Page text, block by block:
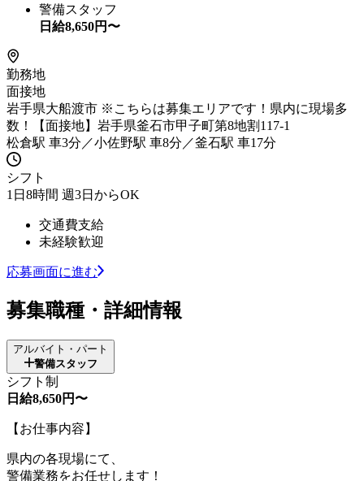
警備スタッフ
日給8,650円〜
勤務地
面接地
岩手県大船渡市 ※こちらは募集エリアです！県内に現場多
数！【面接地】岩手県釜石市甲子町第8地割117-1
松倉駅 車3分／小佐野駅 車8分／釜石駅 車17分
シフト
1日8時間 週3日からOK
交通費支給
未経験歓迎
応募画面に進む
募集職種・詳細情報
アルバイト・パート
警備スタッフ
シフト制
日給8,650円〜
【お仕事内容】
県内の各現場にて、
警備業務をお任せします！